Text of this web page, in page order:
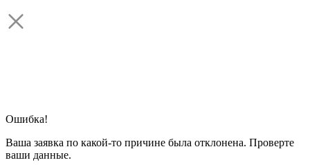
Ошибка!
Ваша заявка по какой-то причине была отклонена. Проверте
ваши данные.